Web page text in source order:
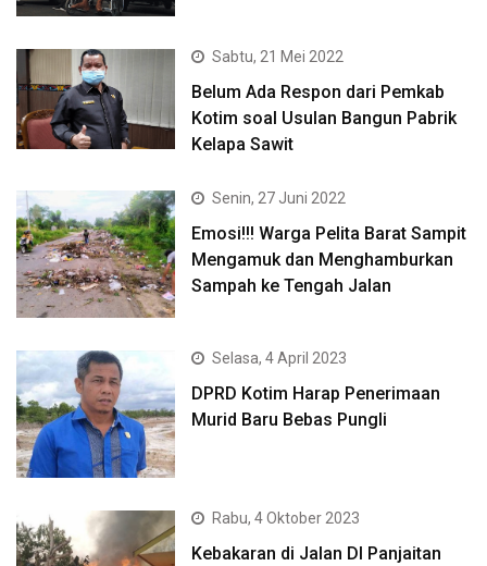
Sabtu, 21 Mei 2022
Belum Ada Respon dari Pemkab
Kotim soal Usulan Bangun Pabrik
Kelapa Sawit
Senin, 27 Juni 2022
Emosi!!! Warga Pelita Barat Sampit
Mengamuk dan Menghamburkan
Sampah ke Tengah Jalan
Selasa, 4 April 2023
DPRD Kotim Harap Penerimaan
Murid Baru Bebas Pungli
Rabu, 4 Oktober 2023
Kebakaran di Jalan DI Panjaitan